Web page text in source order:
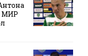
МИР